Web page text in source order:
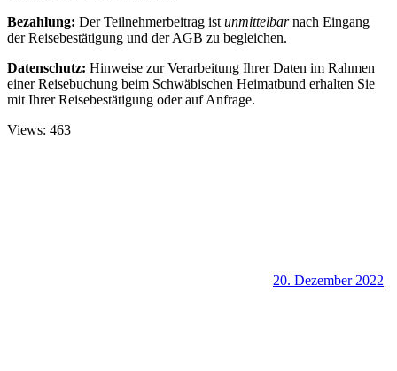
Bezahlung: Der Teilnehmerbeitrag ist unmittelbarnach Eingang
der Reisebestätigung und der AGB zu begleichen.
Datenschutz: Hinweise zur Verarbeitung Ihrer Daten im Rahmen
einer Reisebuchung beim Schwäbischen Heimatbund erhalten Sie
mit Ihrer Reisebestätigung oder auf Anfrage.
Views: 463
20. Dezember 2022